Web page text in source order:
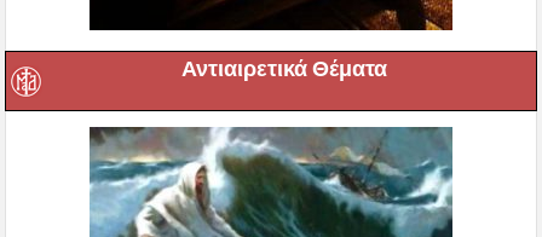
Αντιαιρετικά Θέματα